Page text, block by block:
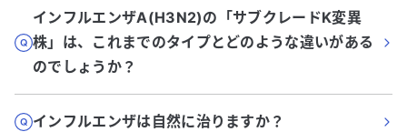
インフルエンザA(H3N2)の「サブクレードK変異
株」は、これまでのタイプとどのような違いがある
のでしょうか？
インフルエンザは自然に治りますか？